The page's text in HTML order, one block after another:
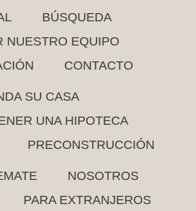
BÚSQUEDA
NUESTRO EQUIPO
CONTACTO
SU CASA
UNA HIPOTECA
PRECONSTRUCCIÓN
NOSOTROS
PARA EXTRANJEROS